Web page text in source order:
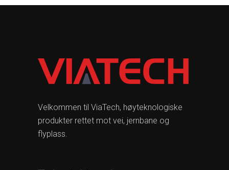
Velkommen til ViaTech, høyteknologiske
produkter rettet mot vei, jernbane og
flyplass.